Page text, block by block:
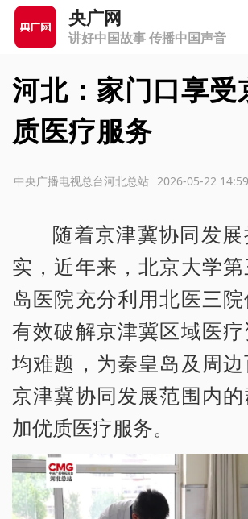
央广网
讲好中国故事 传播中国声音
河北：家门口享受
质医疗服务
2026-05-22
中央广播电视总台河北总站
随着京津冀协同发
实，近年来，北京大学
岛医院充分利用北医三院
有效破解京津冀区域医
均难题，为秦皇岛及周
京津冀协同发展范围内
加优质医疗服务。